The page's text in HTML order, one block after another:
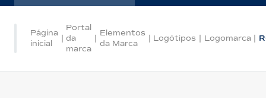
Página
inicial
|
Portal
da
marca
|
Elementos
da Marca
| Logótipos | Logomarca |